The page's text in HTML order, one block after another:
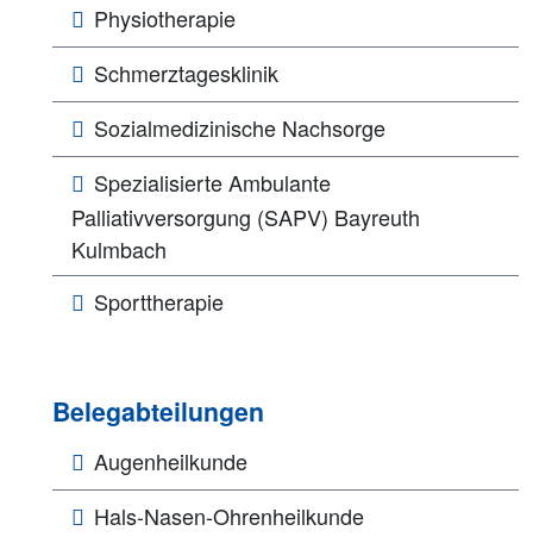
Physiotherapie
Schmerztagesklinik
Sozialmedizinische Nachsorge
Spezialisierte Ambulante
Palliativversorgung (SAPV) Bayreuth
Kulmbach
Sporttherapie
Belegabteilungen
Augenheilkunde
Hals-Nasen-Ohrenheilkunde